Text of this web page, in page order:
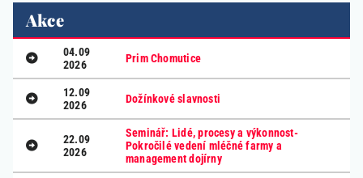
Akce
04.09
2026
Prim Chomutice
12.09
2026
Dožínkové slavnosti
22.09
2026
Seminář: Lidé, procesy a výkonnost-
Pokročilé vedení mléčné farmy a
management dojírny